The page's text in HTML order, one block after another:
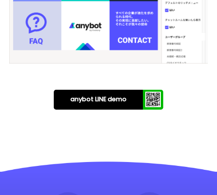
anybot LINE demo